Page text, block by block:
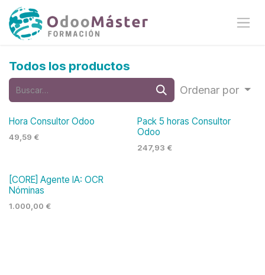
Ir al contenido
Todos los productos
Ordenar por
Hora Consultor Odoo
49,59 €
Pack 5 horas Consultor
Odoo
247,93 €
[CORE] Agente IA: OCR
Nóminas
1.000,00 €